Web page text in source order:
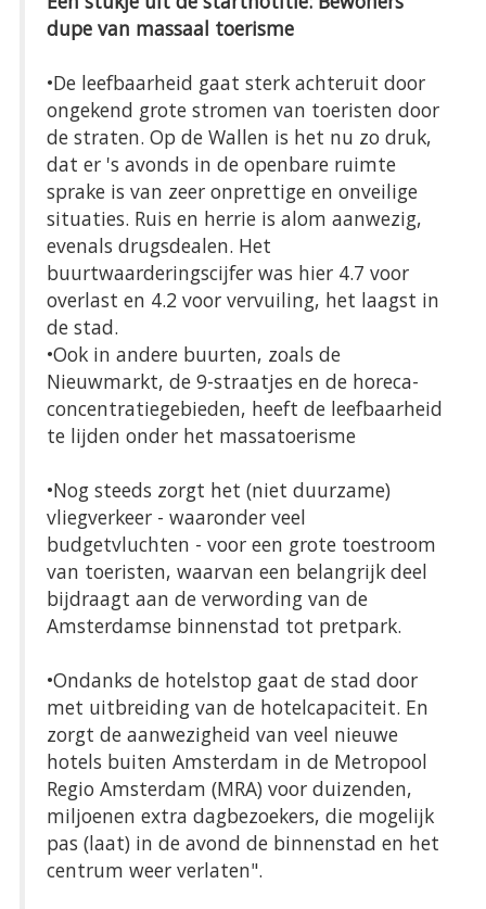
dupe van massaal toerisme
•De leefbaarheid gaat sterk achteruit door
ongekend grote stromen van toeristen door
de straten. Op de Wallen is het nu zo druk,
dat er 's avonds in de openbare ruimte
sprake is van zeer onprettige en onveilige
situaties. Ruis en herrie is alom aanwezig,
evenals drugsdealen. Het
buurtwaarderingscijfer was hier 4.7 voor
overlast en 4.2 voor vervuiling, het laagst in
de stad.
•Ook in andere buurten, zoals de
Nieuwmarkt, de 9-straatjes en de horeca-
concentratiegebieden, heeft de leefbaarheid
te lijden onder het massatoerisme
•Nog steeds zorgt het (niet duurzame)
vliegverkeer - waaronder veel
budgetvluchten - voor een grote toestroom
van toeristen, waarvan een belangrijk deel
bijdraagt aan de verwording van de
Amsterdamse binnenstad tot pretpark.
•Ondanks de hotelstop gaat de stad door
met uitbreiding van de hotelcapaciteit. En
zorgt de aanwezigheid van veel nieuwe
hotels buiten Amsterdam in de Metropool
Regio Amsterdam (MRA) voor duizenden,
miljoenen extra dagbezoekers, die mogelijk
pas (laat) in de avond de binnenstad en het
centrum weer verlaten".